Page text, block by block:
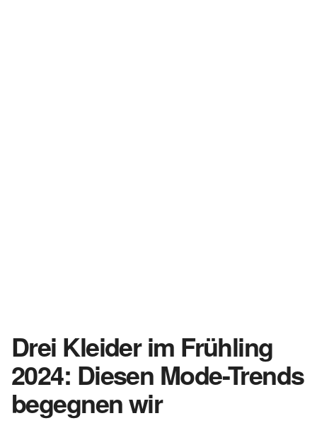
Drei Kleider im Frühling
2024: Diesen Mode-Trends
begegnen wir